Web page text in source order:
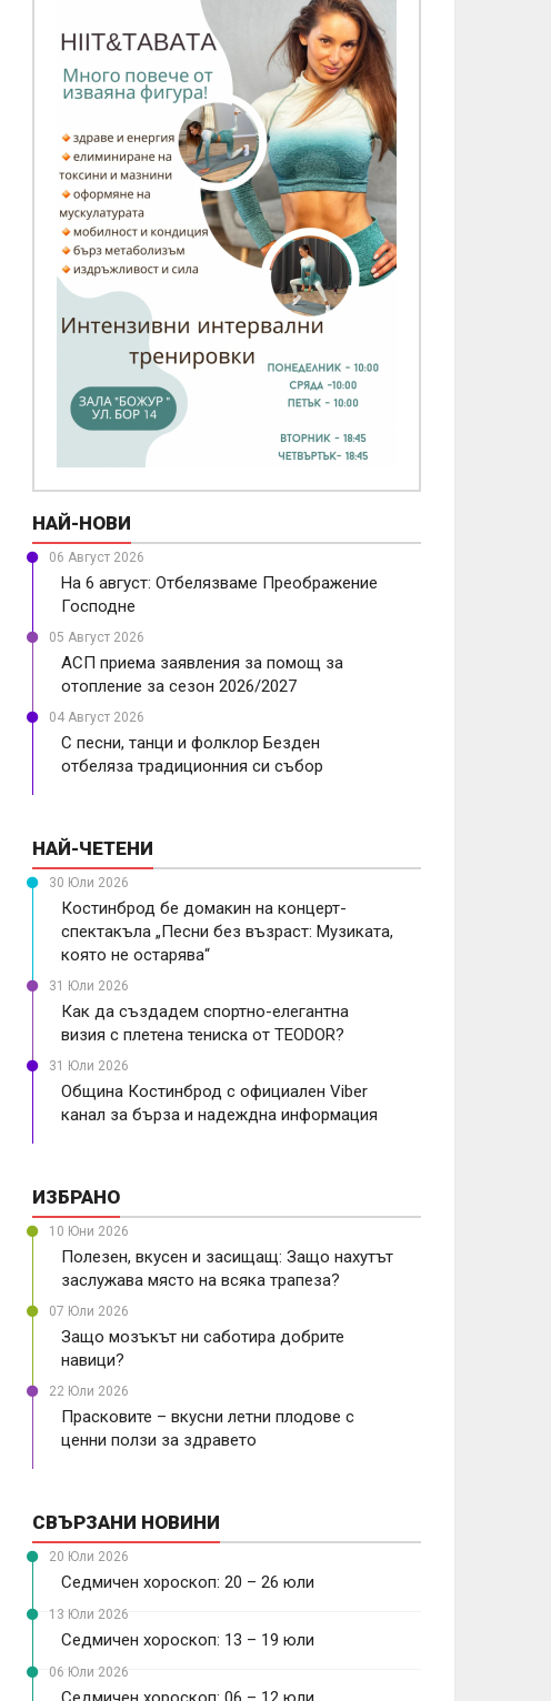
НАЙ-НОВИ
06 Август 2026
На 6 август: Отбелязваме Преображение
Господне
05 Август 2026
АСП приема заявления за помощ за
отопление за сезон 2026/2027
04 Август 2026
С песни, танци и фолклор Безден
отбеляза традиционния си събор
НАЙ-ЧЕТЕНИ
30 Юли 2026
Костинброд бе домакин на концерт-
спектакъла „Песни без възраст: Музиката,
която не остарява“
31 Юли 2026
Как да създадем спортно-елегантна
визия с плетена тениска от TEODOR?
31 Юли 2026
Община Костинброд с официален Viber
канал за бърза и надеждна информация
ИЗБРАНО
10 Юни 2026
Полезен, вкусен и засищащ: Защо нахутът
заслужава място на всяка трапеза?
07 Юли 2026
Защо мозъкът ни саботира добрите
навици?
22 Юли 2026
Прасковите – вкусни летни плодове с
ценни ползи за здравето
СВЪРЗАНИ НОВИНИ
20 Юли 2026
Седмичен хороскоп: 20 – 26 юли
13 Юли 2026
Седмичен хороскоп: 13 – 19 юли
06 Юли 2026